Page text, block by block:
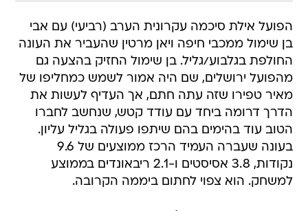
הפועל אילת סיכמה עקרונית הערב (רביעי) עם אבי
בן שימול ממכבי חיפה ויאן מרטין שהעביר את העונה
החולפת בגלבוע/גליל. בן שימול החזיק בהצעה גם
מהפועל ירושלים, שם היה אמור לשמש כמחליפו של
מאיר טפירו שזה עתה חתם, אך העדיף לעשות את
הדרך דרומה ביחד עם עודד קטש, שנחשב לחברו
הטוב עוד בהימים בהם שיתפו פעולה בגליל עליון.
בעונה שעברה העמיד הרכז ממוצעים של 9.6
נקודות, 3.8 אסיסטים ו-2.1 ריבאונדים בממוצע
למשחק. הוא צפוי לחתום ביממה הקרובה.